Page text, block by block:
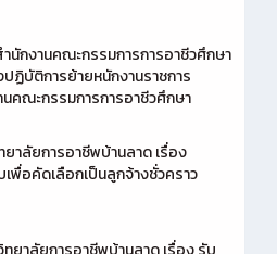
นักงานคณะกรรมการการอาชีวศึกษา
ฏิบัติการย้ายหนักงานราชการ
คณะกรรมการการอาชีวศึกษา
าลัยการอาชีพบ้านลาด เรื่อง
พื่อคัดเลือกเป็นลูกจ้างชั่วคราว